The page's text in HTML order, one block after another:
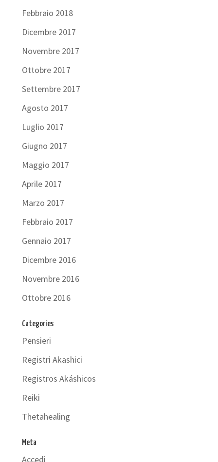
Febbraio 2018
Dicembre 2017
Novembre 2017
Ottobre 2017
Settembre 2017
Agosto 2017
Luglio 2017
Giugno 2017
Maggio 2017
Aprile 2017
Marzo 2017
Febbraio 2017
Gennaio 2017
Dicembre 2016
Novembre 2016
Ottobre 2016
Categories
Pensieri
Registri Akashici
Registros Akáshicos
Reiki
Thetahealing
Meta
Accedi